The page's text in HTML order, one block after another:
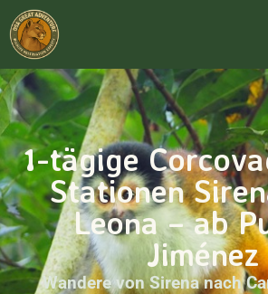
1-tägige
Stationen
Leona – ab
Jiménez
Wandere von Sirena nach